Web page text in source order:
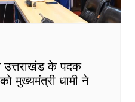
के पदक
मुख्यमंत्री धामी ने